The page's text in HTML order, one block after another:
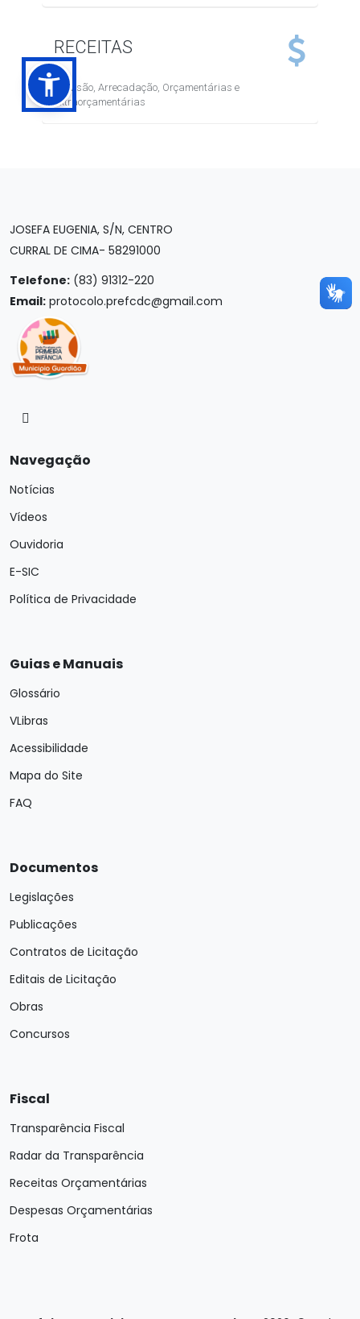
JOSEFA EUGENIA, S/N, CENTRO
CURRAL DE CIMA- 58291000
Telefone: (83) 91312-220
Email: protocolo.prefcdc@gmail.com
Navegação
Notícias
Vídeos
Ouvidoria
E-SIC
Política de Privacidade
Guias e Manuais
Glossário
VLibras
Acessibilidade
Mapa do Site
FAQ
Documentos
Legislações
Publicações
Contratos de Licitação
Editais de Licitação
Obras
Concursos
Fiscal
Transparência Fiscal
Radar da Transparência
Receitas Orçamentárias
Despesas Orçamentárias
Frota